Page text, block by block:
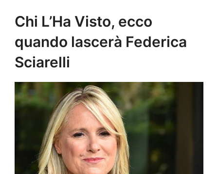
Chi L’Ha Visto, ecco
quando lascerà Federica
Sciarelli